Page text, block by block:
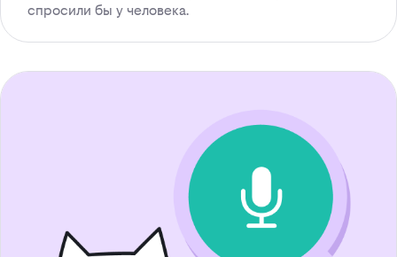
спросили бы у человека.